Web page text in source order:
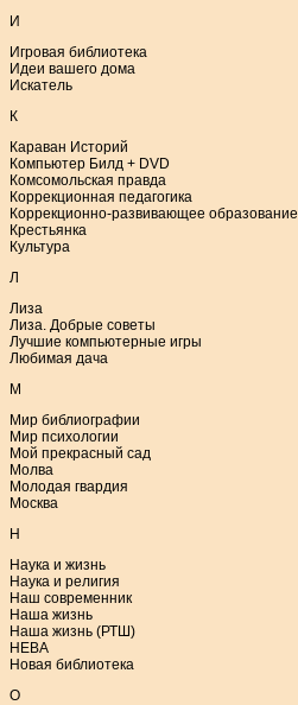
И
Игровая библиотека
Идеи вашего дома
Искатель
К
Караван Историй
Компьютер Билд + DVD
Комсомольская правда
Коррекционная педагогика
Коррекционно-развивающее образование
Крестьянка
Культура
Л
Лиза
Лиза. Добрые советы
Лучшие компьютерные игры
Любимая дача
М
Мир библиографии
Мир психологии
Мой прекрасный сад
Молва
Молодая гвардия
Москва
Н
Наука и жизнь
Наука и религия
Наш современник
Наша жизнь
Наша жизнь (РТШ)
НЕВА
Новая библиотека
О